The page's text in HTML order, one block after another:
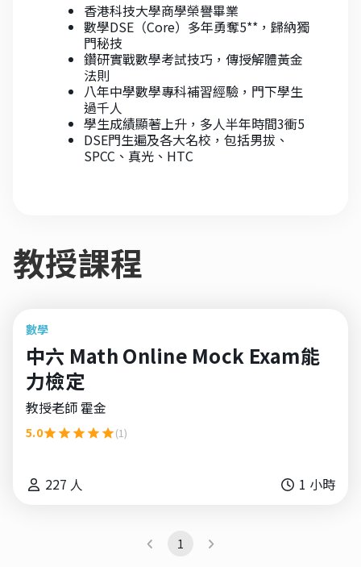
香港科技大學商學榮譽畢業
數學DSE（Core）多年勇奪5**，歸納獨
門秘技
鑽研實戰數學考試技巧，傳授解體黃金
法則
八年中學數學專科補習經驗，門下學生
過千人
學生成績顯著上升，多人半年時間3衝5
DSE門生遍及各大名校，包括男拔、
SPCC、真光、HTC
教授課程
數學
中六 Math Online Mock Exam能
力檢定
教授老師 霍金
5.0 (1)
227 人 1 小時
1